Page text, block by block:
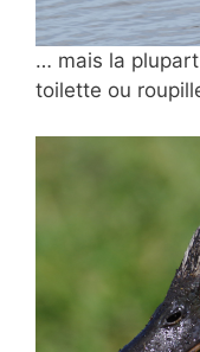
… mais la
toilette ou